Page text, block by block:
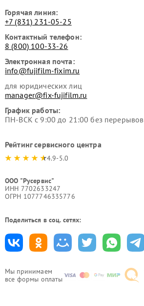
Мы принимаем
все формы оплаты
Горячая линия:
+7 (831) 231-05-25
Контактный телефон:
8 (800) 100-33-26
Электронная почта:
info@fujifilm-fixim.ru
для юридических лиц
manager@fix-fujifilm.ru
График работы:
ПН-ВСК с 9:00 до 21:00 без
Рейтинг сервисного центра
4.9-5.0
ООО "Русервис"
ИНН 7702633247
ОГРН 1077746335776
Поделиться в соц. сетях: